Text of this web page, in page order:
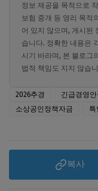
정보 제공을 목적으로
보험 중개 등 영리 목적
어 있지 않으며, 게시된
습니다. 정확한 내용은
시기 바라며, 본 블로그
법적 책임도 지지 않습
2026추경 긴급경영
소상공인정책자금
특
복사